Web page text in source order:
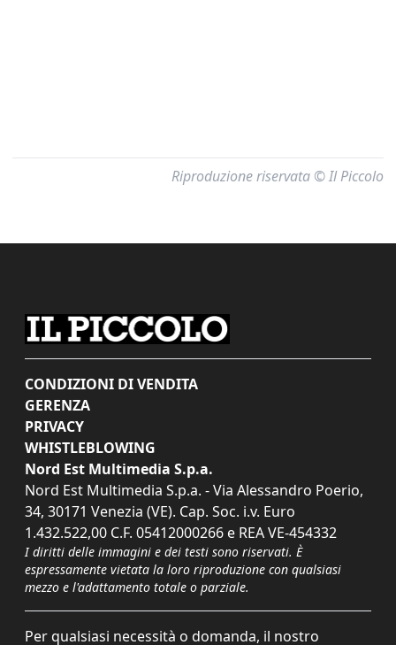
Riproduzione riservata © Il Piccolo
CONDIZIONI DI VENDITA
GERENZA
PRIVACY
WHISTLEBLOWING
Nord Est Multimedia S.p.a.
Nord Est Multimedia S.p.a. - Via Alessandro Poerio,
34, 30171 Venezia (VE). Cap. Soc. i.v. Euro
1.432.522,00 C.F. 05412000266 e REA VE-454332
I diritti delle immagini e dei testi sono riservati. È
espressamente vietata la loro riproduzione con qualsiasi
mezzo e l'adattamento totale o parziale.
Per qualsiasi necessità o domanda, il nostro